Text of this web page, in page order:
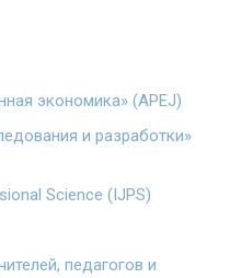
экономика» (APEJ)
и разработки»
Science (IJPS)
педагогов и